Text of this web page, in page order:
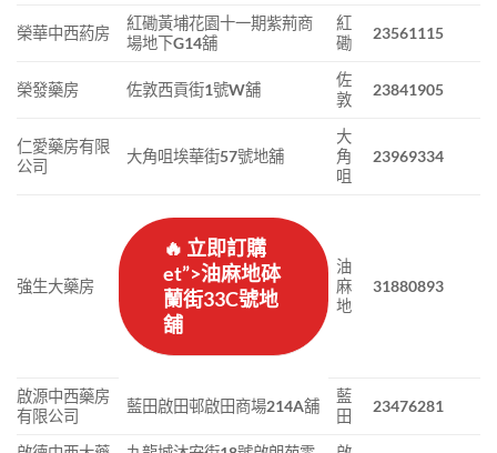
榮華中西葯房
紅磡黃埔花園十一期紫荊商
場地下G14舖
紅
磡
23561115
榮發藥房 佐敦西貢街1號W舖
佐
敦
23841905
仁愛藥房有限
公司
大角咀埃華街57號地舖
大
角
咀
23969334
強生大藥房
🔥 立即訂購
et”>油麻地砵
蘭街33C號地
舖
油
麻
地
31880893
啟源中西藥房
有限公司
藍田啟田邨啟田商場214A舖
藍
田
23476281